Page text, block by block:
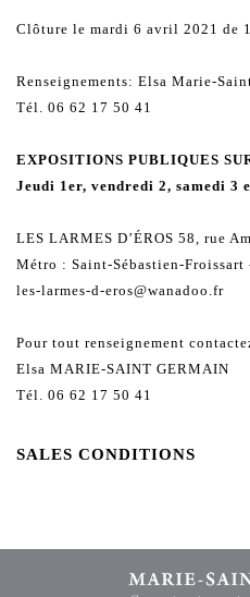
Clôture le mardi 6 avril 2021 de
Renseignements: Elsa Marie-
Tél. 06 62 17 50 41
EXPOSITIONS PUBLIQUES
Jeudi 1er, vendredi 2, samedi 3
LES LARMES D’ÉROS 58, rue
Métro : Saint-Sébastien-
les-larmes-d-eros@wanadoo.fr
Pour tout renseignement
Elsa MARIE-SAINT GERMAIN
Tél. 06 62 17 50 41
SALES CONDITIONS